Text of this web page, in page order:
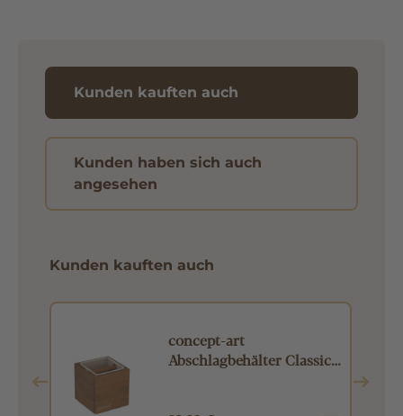
Kunden kauften auch
Kunden haben sich auch
angesehen
Kunden kauften auch
concept-art
Abschlagbehälter Classic